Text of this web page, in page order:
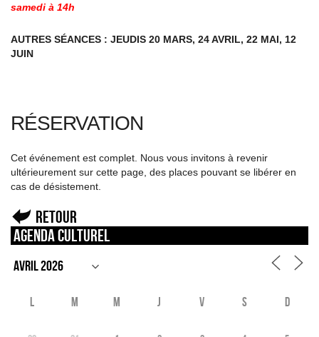
samedi à 14h
AUTRES SÉANCES : JEUDIS 20 MARS, 24 AVRIL, 22 MAI, 12
JUIN
RÉSERVATION
Cet événement est complet. Nous vous invitons à revenir
ultérieurement sur cette page, des places pouvant se libérer en
cas de désistement.
Retour
Agenda culturel
L M M J V S D